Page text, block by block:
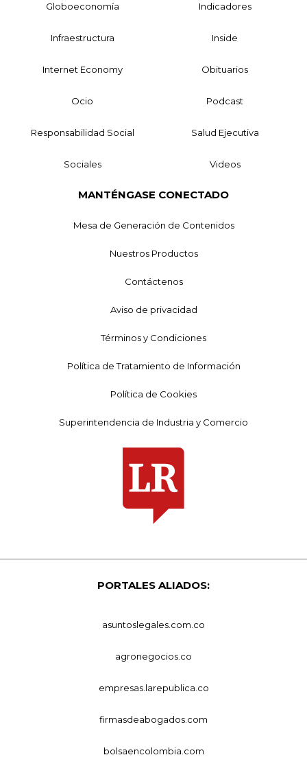
Globoeconomía Indicadores
Infraestructura Inside
Internet Economy Obituarios
Ocio Podcast
Responsabilidad Social Salud Ejecutiva
Sociales Videos
MANTÉNGASE CONECTADO
Mesa de Generación de Contenidos
Nuestros Productos
Contáctenos
Aviso de privacidad
Términos y Condiciones
Política de Tratamiento de Información
Política de Cookies
Superintendencia de Industria y Comercio
PORTALES ALIADOS:
asuntoslegales.com.co
agronegocios.co
empresas.larepublica.co
firmasdeabogados.com
bolsaencolombia.com